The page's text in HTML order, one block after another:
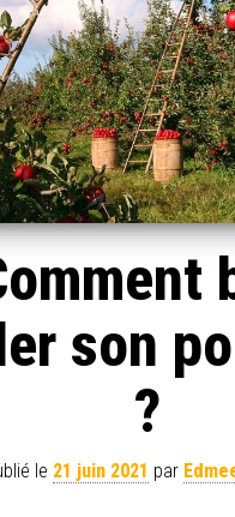
son
?
le 21 juin 2021 par